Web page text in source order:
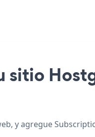
sitio
y agregue